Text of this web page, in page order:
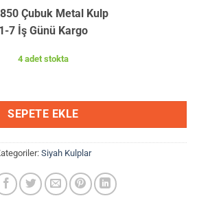
Çubuk Metal Kulp
1-7 İş Günü Kargo
4 adet stokta
adet
SEPETE EKLE
Siyah Kulplar